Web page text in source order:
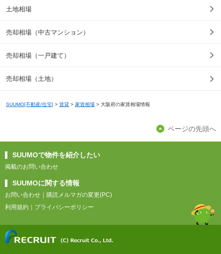
土地相場
売却相場（中古マンション）
売却相場（一戸建て）
売却相場（土地）
SUUMO[不動産/住宅] > 賃貸 > 家賃相場 > 大阪府の家賃相場情報
ページの先頭へ
SUUMOで物件を紹介したい
掲載のお問い合わせ
SUUMOに関する情報
お問い合わせ
購読メルマガの変更(PC)
利用規約
プライバシーポリシー